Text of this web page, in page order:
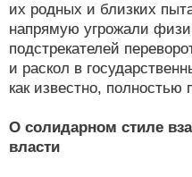
их родных и близких
напрямую угрожали
подстрекателей
и раскол в
как известно, полностью
О солидарном стиле
власти